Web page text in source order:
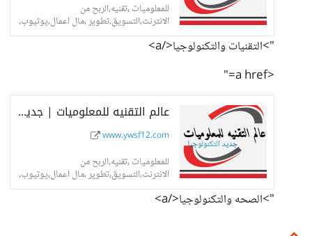
للمعلوميات ،تقنيه،الربح من
الانترنت،التسويق،تطوير ،مال اعمال،يوتيوب،
ادسنس.
">التقنيات والتكنولوجيا</a>
<a href="
عالم التقنيه للمعلوميات | جديد التكنولوجيا
www.ywsf12.com
للمعلوميات ،تقنيه،الربح من
الانترنت،التسويق،تطوير ،مال اعمال،يوتيوب،
ادسنس.
">الصحه والتكنولوجيا</a>